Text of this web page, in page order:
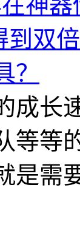
成长
等等
是需